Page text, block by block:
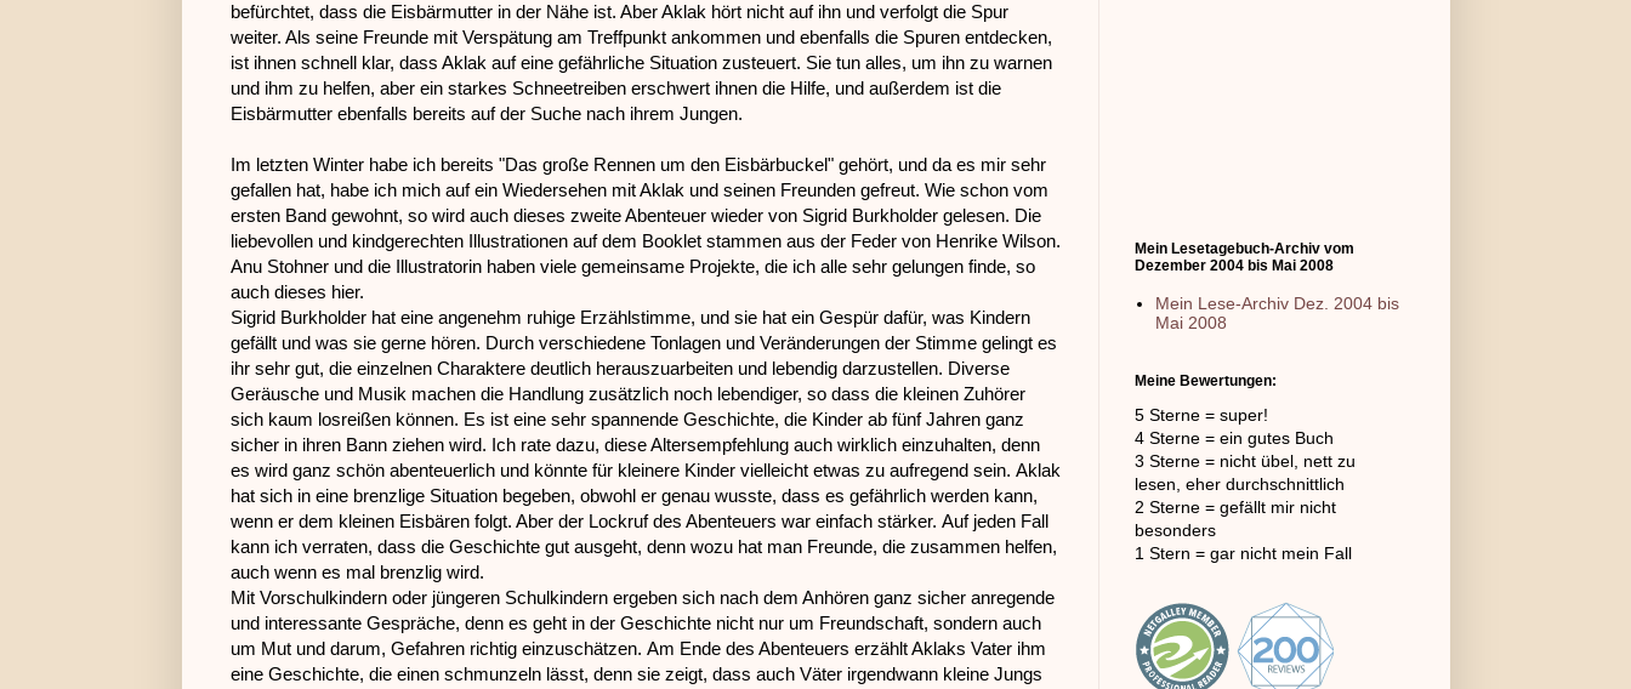
befürchtet, dass die Eisbärmutter in der Nähe ist. Aber Aklak hört nicht auf ihn und verfolgt die Spur
weiter. Als seine Freunde mit Verspätung am Treffpunkt ankommen und ebenfalls die Spuren entdecken,
ist ihnen schnell klar, dass Aklak auf eine gefährliche Situation zusteuert. Sie tun alles, um ihn zu warnen
und ihm zu helfen, aber ein starkes Schneetreiben erschwert ihnen die Hilfe, und außerdem ist die
Eisbärmutter ebenfalls bereits auf der Suche nach ihrem Jungen.
Im letzten Winter habe ich bereits "Das große Rennen um den Eisbärbuckel" gehört, und da es mir sehr
gefallen hat, habe ich mich auf ein Wiedersehen mit Aklak und seinen Freunden gefreut. Wie schon vom
ersten Band gewohnt, so wird auch dieses zweite Abenteuer wieder von Sigrid Burkholder gelesen. Die
liebevollen und kindgerechten Illustrationen auf dem Booklet stammen aus der Feder von Henrike Wilson.
Anu Stohner und die Illustratorin haben viele gemeinsame Projekte, die ich alle sehr gelungen finde, so
auch dieses hier.
Sigrid Burkholder hat eine angenehm ruhige Erzählstimme, und sie hat ein Gespür dafür, was Kindern
gefällt und was sie gerne hören. Durch verschiedene Tonlagen und Veränderungen der Stimme gelingt es
ihr sehr gut, die einzelnen Charaktere deutlich herauszuarbeiten und lebendig darzustellen. Diverse
Geräusche und Musik machen die Handlung zusätzlich noch lebendiger, so dass die kleinen Zuhörer
sich kaum losreißen können. Es ist eine sehr spannende Geschichte, die Kinder ab fünf Jahren ganz
sicher in ihren Bann ziehen wird. Ich rate dazu, diese Altersempfehlung auch wirklich einzuhalten, denn
es wird ganz schön abenteuerlich und könnte für kleinere Kinder vielleicht etwas zu aufregend sein. Aklak
hat sich in eine brenzlige Situation begeben, obwohl er genau wusste, dass es gefährlich werden kann,
wenn er dem kleinen Eisbären folgt. Aber der Lockruf des Abenteuers war einfach stärker. Auf jeden Fall
kann ich verraten, dass die Geschichte gut ausgeht, denn wozu hat man Freunde, die zusammen helfen,
auch wenn es mal brenzlig wird.
Mit Vorschulkindern oder jüngeren Schulkindern ergeben sich nach dem Anhören ganz sicher anregende
und interessante Gespräche, denn es geht in der Geschichte nicht nur um Freundschaft, sondern auch
um Mut und darum, Gefahren richtig einzuschätzen. Am Ende des Abenteuers erzählt Aklaks Vater ihm
eine Geschichte, die einen schmunzeln lässt, denn sie zeigt, dass auch Väter irgendwann kleine Jungs
Mein Lesetagebuch-Archiv vom
Dezember 2004 bis Mai 2008
Mein Lese-Archiv Dez. 2004 bis
Mai 2008
Meine Bewertungen:
5 Sterne = super!
4 Sterne = ein gutes Buch
3 Sterne = nicht übel, nett zu
lesen, eher durchschnittlich
2 Sterne = gefällt mir nicht
besonders
1 Stern = gar nicht mein Fall